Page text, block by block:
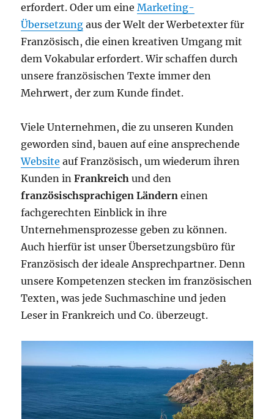
erfordert. Oder um eineMarketing-
Übersetzung aus der Welt der Werbetexter für
Französisch, die einen kreativen Umgang mit
dem Vokabular erfordert. Wir schaffen durch
unsere französischen Texte immer den
Mehrwert, der zum Kunde findet.
Viele Unternehmen, die zu unseren Kunden
geworden sind, bauen auf eine ansprechende
Website auf Französisch, um wiederum ihren
Kunden inFrankreich und den
französischsprachigen Ländern einen
fachgerechten Einblick in ihre
Unternehmensprozesse geben zu können.
Auch hierfür ist unser Übersetzungsbüro für
Französisch der ideale Ansprechpartner. Denn
unsere Kompetenzen stecken im französischen
Texten, was jede Suchmaschine und jeden
Leser in Frankreich und Co. überzeugt.